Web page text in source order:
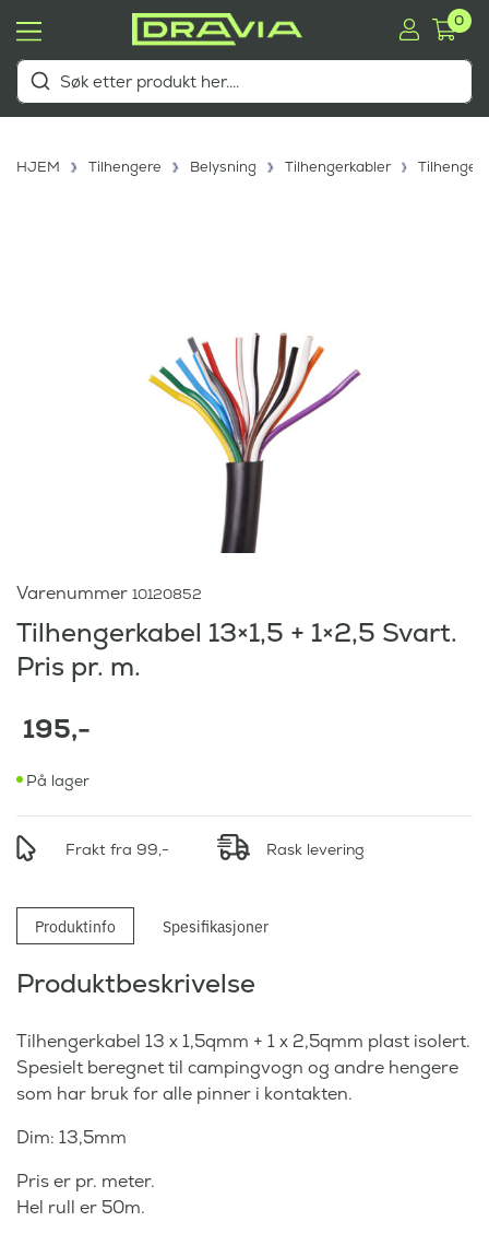
0
HJEM Tilhengere Belysning Tilhengerkabler
Varenummer 10120852
Tilhengerkabel 13×1,5 + 1×2,5 Svart.
Pris pr. m.
195,-
På lager
Frakt fra 99,- Rask levering
Produktinfo Spesifikasjoner
Produktbeskrivelse
Tilhengerkabel 13 x 1,5qmm + 1 x 2,5qmm plast isolert.
Spesielt beregnet til campingvogn og andre hengere
som har bruk for alle pinner i kontakten.
Dim: 13,5mm
Pris er pr. meter.
Hel rull er 50m.